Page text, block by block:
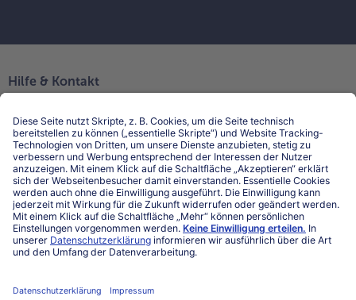
Hilfe & Kontakt
Kontakt
FAQ
Service
Unternehmen